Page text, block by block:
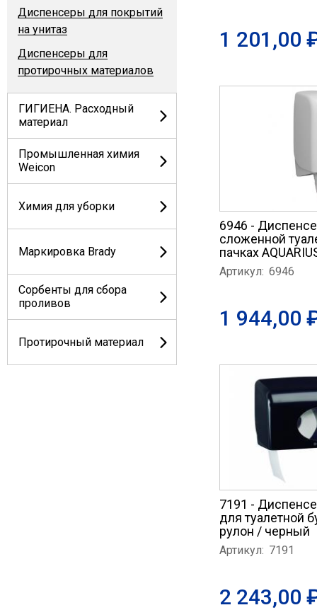
1 201,00
6946 -
сложенной
пачках
Артикул: 6946
1 944,00
7191 -
для туалетной
рулон / черный
Артикул: 7191
2 243,00
Диспенсеры для покрытий
на унитаз
Диспенсеры для
протирочных материалов
ГИГИЕНА. Расходный
материал
Промышленная химия
Weicon
Химия для уборки
Маркировка Brady
Сорбенты для сбора
проливов
Протирочный материал